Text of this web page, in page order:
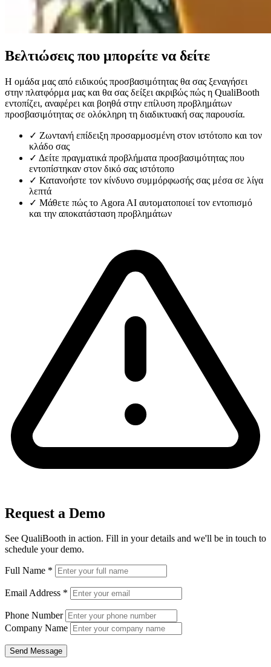
Βελτιώσεις που μπορείτε να δείτε
Η ομάδα μας από ειδικούς προσβασιμότητας θα σας ξεναγήσει
στην πλατφόρμα μας και θα σας δείξει ακριβώς πώς η QualiBooth
εντοπίζει, αναφέρει και βοηθά στην επίλυση προβλημάτων
προσβασιμότητας σε ολόκληρη τη διαδικτυακή σας παρουσία.
✓ Ζωντανή επίδειξη προσαρμοσμένη στον ιστότοπο και τον
κλάδο σας
✓ Δείτε πραγματικά προβλήματα προσβασιμότητας που
εντοπίστηκαν στον δικό σας ιστότοπο
✓ Κατανοήστε τον κίνδυνο συμμόρφωσής σας μέσα σε λίγα
λεπτά
✓ Μάθετε πώς το Agora AI αυτοματοποιεί τον εντοπισμό
και την αποκατάσταση προβλημάτων
Request a Demo
See QualiBooth in action. Fill in your details and we'll be in touch to
schedule your demo.
Full Name *
Email Address *
Phone Number
Company Name
Send Message